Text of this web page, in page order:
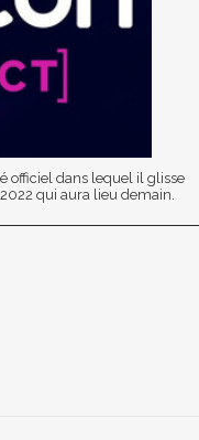
officiel dans lequel il glisse
qui aura lieu demain.